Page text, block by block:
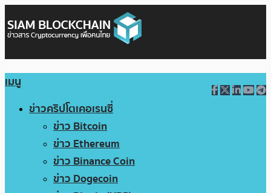
เมนู
ข่าวคริปโตเคอเรนซี่
ข่าว Bitcoin
ข่าว Ethereum
ข่าว Binance Coin
ข่าว Dogecoin